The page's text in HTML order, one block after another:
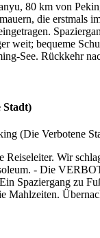
80 km von
die erstmals
weit; bequeme
See. Rückkehr
Stadt)
Reiseleiter. Wir
- Die
Spaziergang zu
Mahlzeiten.